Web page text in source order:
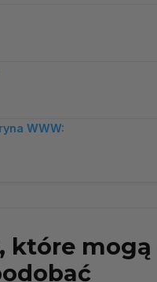
WWW:
które mogą